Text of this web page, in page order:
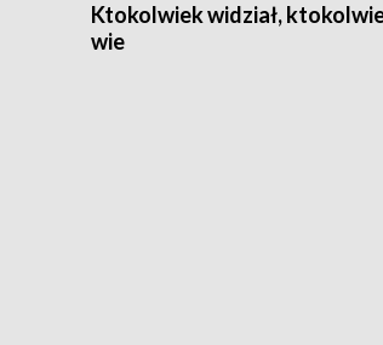
Ktokolwiek widział,
wie